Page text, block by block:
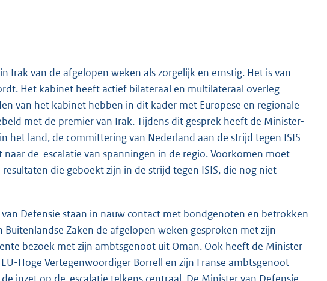
Irak van de afgelopen weken als zorgelijk en ernstig. Het is van
Het kabinet heeft actief bilateraal en multilateraal overleg
van het kabinet hebben in dit kader met Europese en regionale
met de premier van Irak. Tijdens dit gesprek heeft de Minister-
het land, de committering van Nederland aan de strijd tegen ISIS
de-escalatie van spanningen in de regio. Voorkomen moet
die geboekt zijn in de strijd tegen ISIS, die nog niet
Defensie staan in nauw contact met bondgenoten en betrokken
Zaken de afgelopen weken gesproken met zijn
bezoek met zijn ambtsgenoot uit Oman. Ook heeft de Minister
Hoge Vertegenwoordiger Borrell en zijn Franse ambtsgenoot
inzet op de-escalatie telkens centraal. De Minister van Defensie